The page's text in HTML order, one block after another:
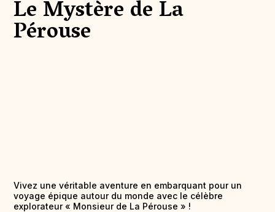
Le Mystère de La
Pérouse
Vivez une véritable aventure en embarquant pour un
voyage épique autour du monde avec le célèbre
explorateur « Monsieur de La Pérouse » !